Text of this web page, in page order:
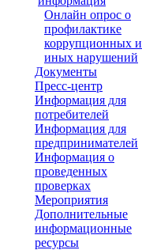
Онлайн опрос о
профилактике
коррупционных и
иных нарушений
Документы
Пресс-центр
Информация для
потребителей
Информация для
предпринимателей
Информация о
проведенных
проверках
Мероприятия
Дополнительные
информационные
ресурсы